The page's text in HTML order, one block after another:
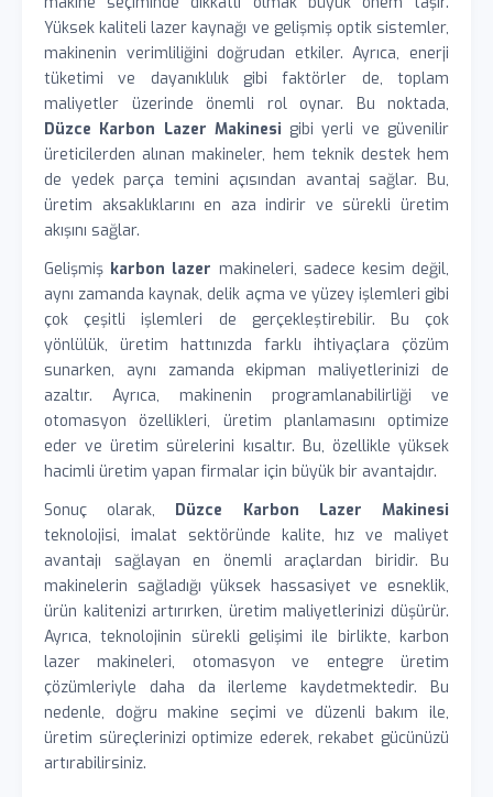
Yüksek kaliteli lazer kaynağı ve gelişmiş optik sistemler,
makinenin verimliliğini doğrudan etkiler. Ayrıca, enerji
tüketimi ve dayanıklılık gibi faktörler de, toplam
maliyetler üzerinde önemli rol oynar. Bu noktada,
Düzce Karbon Lazer Makinesi gibi yerli ve güvenilir
üreticilerden alınan makineler, hem teknik destek hem
de yedek parça temini açısından avantaj sağlar. Bu,
üretim aksaklıklarını en aza indirir ve sürekli üretim
akışını sağlar.
Gelişmiş karbon lazer makineleri, sadece kesim değil,
aynı zamanda kaynak, delik açma ve yüzey işlemleri gibi
çok çeşitli işlemleri de gerçekleştirebilir. Bu çok
yönlülük, üretim hattınızda farklı ihtiyaçlara çözüm
sunarken, aynı zamanda ekipman maliyetlerinizi de
azaltır. Ayrıca, makinenin programlanabilirliği ve
otomasyon özellikleri, üretim planlamasını optimize
eder ve üretim sürelerini kısaltır. Bu, özellikle yüksek
hacimli üretim yapan firmalar için büyük bir avantajdır.
Sonuç olarak, Düzce Karbon Lazer Makinesi
teknolojisi, imalat sektöründe kalite, hız ve maliyet
avantajı sağlayan en önemli araçlardan biridir. Bu
makinelerin sağladığı yüksek hassasiyet ve esneklik,
ürün kalitenizi artırırken, üretim maliyetlerinizi düşürür.
Ayrıca, teknolojinin sürekli gelişimi ile birlikte, karbon
lazer makineleri, otomasyon ve entegre üretim
çözümleriyle daha da ilerleme kaydetmektedir. Bu
nedenle, doğru makine seçimi ve düzenli bakım ile,
üretim süreçlerinizi optimize ederek, rekabet gücünüzü
artırabilirsiniz.